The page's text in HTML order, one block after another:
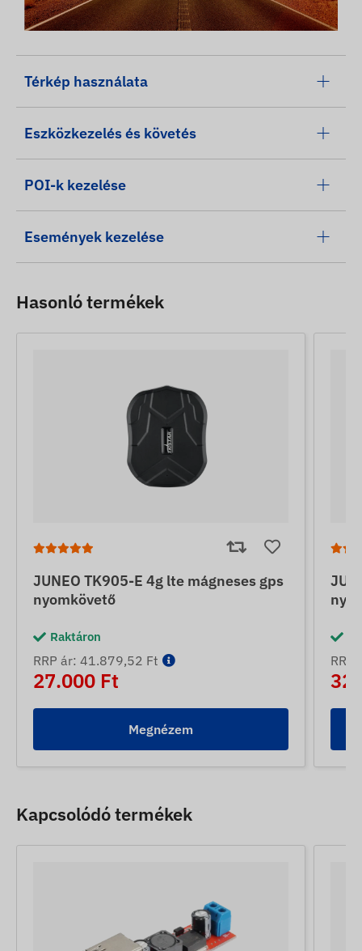
Térkép használata
Eszközkezelés és követés
POI-k kezelése
Események kezelése
Hasonló termékek
JUNEO TK905-E 4g lte mágneses gps
nyomkövető
Raktáron
RRP ár: 41.879,52 Ft
27.000 Ft
Megnézem
Kapcsolódó termékek